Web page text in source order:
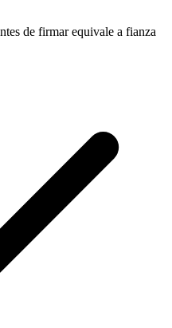
de firmar equivale a fianza